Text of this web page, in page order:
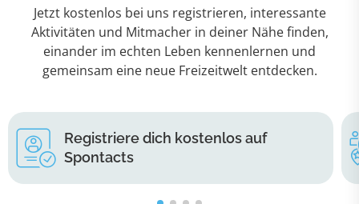
Jetzt kostenlos bei uns registrieren, interessante
Aktivitäten und Mitmacher in deiner Nähe finden,
einander im echten Leben kennenlernen und
gemeinsam eine neue Freizeitwelt entdecken.
Registriere dich kostenlos auf
Spontacts